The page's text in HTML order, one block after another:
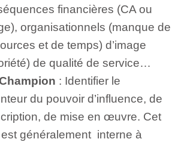
financières (CA ou
organisationnels (manque de
et de temps) d’image
de qualité de service…
: Identifier le
du pouvoir d’influence, de
de mise en œuvre. Cet
est généralement interne à